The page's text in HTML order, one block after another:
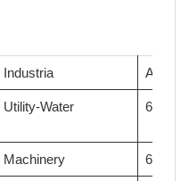
Industria Años
Utility-Water 66
Machinery 65